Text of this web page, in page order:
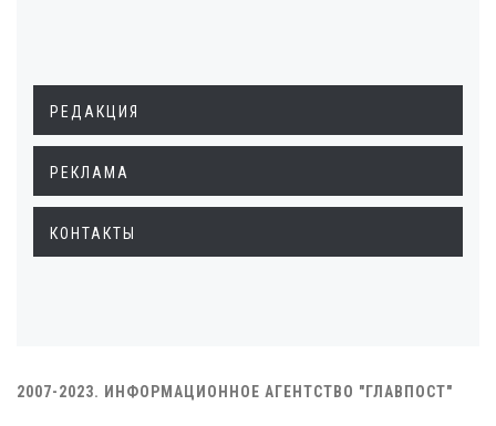
РЕДАКЦИЯ
РЕКЛАМА
КОНТАКТЫ
2007-2023. ИНФОРМАЦИОННОЕ АГЕНТСТВО "ГЛАВПОСТ"